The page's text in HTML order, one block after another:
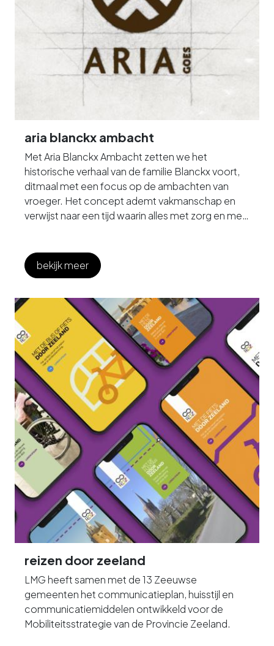
aria blanckx ambacht
Met Aria Blanckx Ambacht zetten we het
historische verhaal van de familie Blanckx voort,
ditmaal met een focus op de ambachten van
vroeger. Het concept ademt vakmanschap en
verwijst naar een tijd waarin alles met zorg en met
campagne stond het thema ambacht centraal.
bekijk meer
reizen door zeeland
LMG heeft samen met de 13 Zeeuwse
gemeenten het communicatieplan, huisstijl en
communicatiemiddelen ontwikkeld voor de
Mobiliteitsstrategie van de Provincie Zeeland.